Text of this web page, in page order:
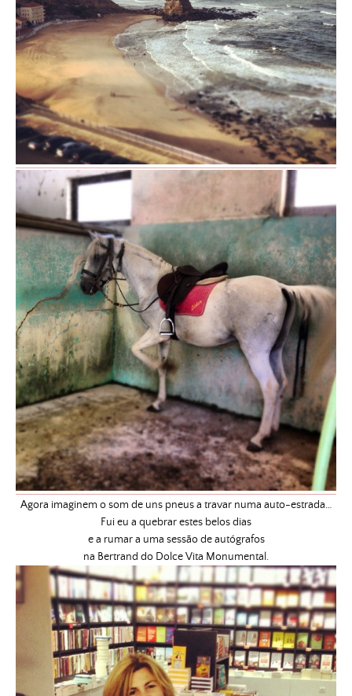
Agora imaginem o som de uns pneus a travar numa auto-estrada…
Fui eu a quebrar estes belos dias
e a rumar a uma sessão de autógrafos
na Bertrand do Dolce Vita Monumental.